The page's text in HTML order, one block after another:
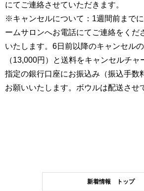
にてご連絡させていただきます。
※キャンセルについて：1週間前まで
ームサロンへお電話にてご連絡をくだ
いたします。6日前以降のキャンセル
（13,000円）と送料をキャンセルチャ
指定の銀行口座にお振込み（振込手数
お願いいたします。ボウルは配送させ
新着情報 トップ